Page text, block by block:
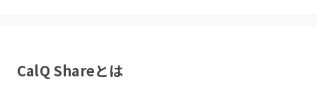
CalQ Shareとは